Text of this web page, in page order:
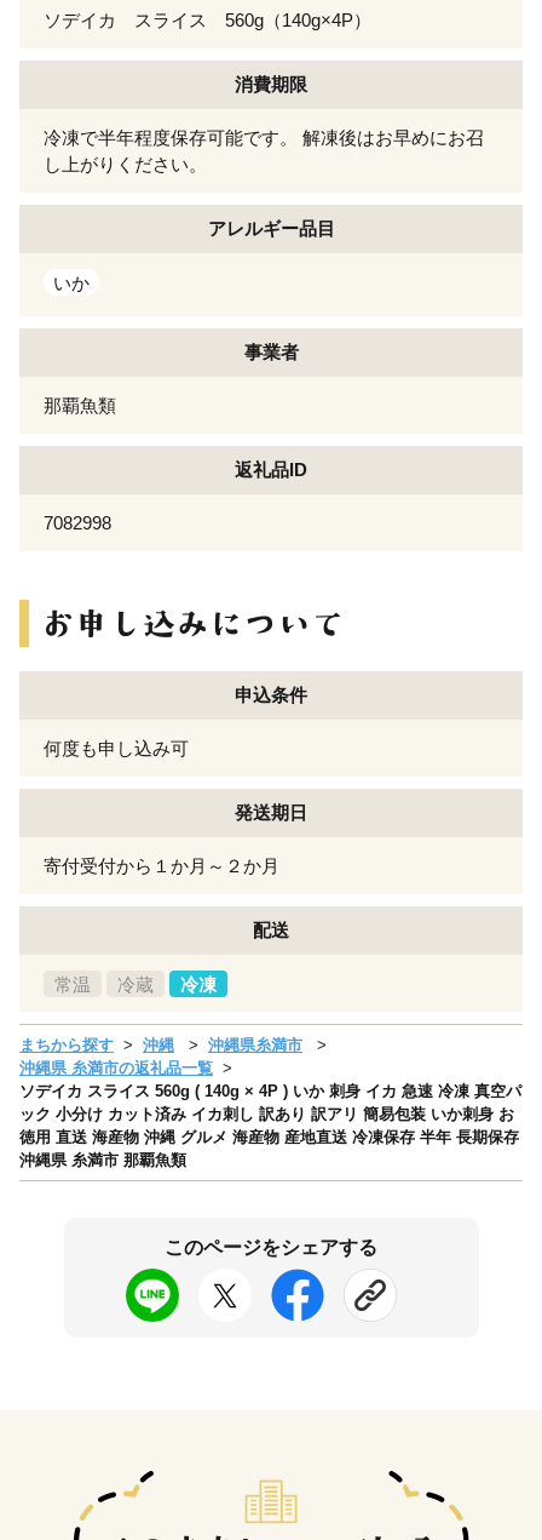
ソデイカ スライス 560g（140g×4P）
消費期限
冷凍で半年程度保存可能です。 解凍後はお早めにお召
し上がりください。
アレルギー品目
いか
事業者
那覇魚類
返礼品ID
7082998
申込条件
何度も申し込み可
発送期日
寄付受付から１か月～２か月
配送
常温 冷蔵 冷凍
まちから探す 沖縄
沖縄県糸満市
沖縄県 糸満市の返礼品一覧
ソデイカ スライス 560g ( 140g × 4P ) いか 刺身 イカ 急速 冷凍 真空パ
ック 小分け カット済み イカ刺し 訳あり 訳アリ 簡易包装 いか刺身 お
徳用 直送 海産物 沖縄 グルメ 海産物 産地直送 冷凍保存 半年 長期保存
沖縄県 糸満市 那覇魚類
このページをシェアする